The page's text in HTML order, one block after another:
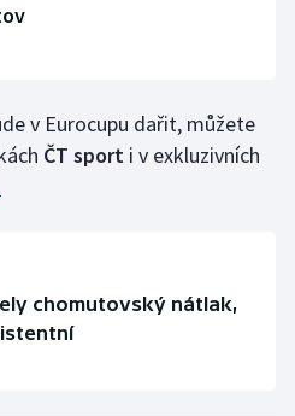
v Eurocupu dařit, můžete
ČT sport i v exkluzivních
chomutovský nátlak,